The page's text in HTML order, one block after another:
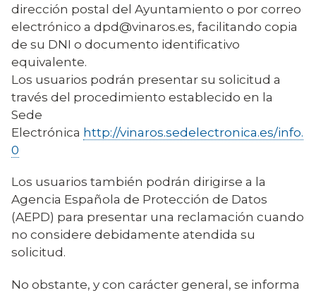
dirección postal del Ayuntamiento o por correo
electrónico a dpd@vinaros.es, facilitando copia
de su DNI o documento identificativo
equivalente.
Los usuarios podrán presentar su solicitud a
través del procedimiento establecido en la
Sede
Electrónica http://vinaros.sedelectronica.es/info.
0
Los usuarios también podrán dirigirse a la
Agencia Española de Protección de Datos
(AEPD) para presentar una reclamación cuando
no considere debidamente atendida su
solicitud.
No obstante, y con carácter general, se informa